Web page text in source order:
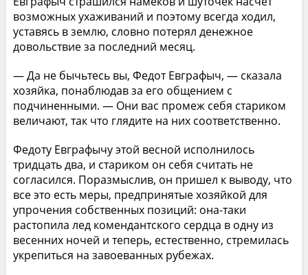
возможных ухаживаний и поэтому всегда ходил,
уставясь в землю, словно потерял денежное
довольствие за последний месяц.
— Да не бычьтесь вы, Федот Евграфыч, — сказала
хозяйка, понаблюдав за его общением с
подчиненными. — Они вас промеж себя стариком
величают, так что глядите на них соответственно.
Федоту Евграфычу этой весной исполнилось
тридцать два, и стариком он себя считать не
согласился. Поразмыслив, он пришел к выводу, что
все это есть меры, предпринятые хозяйкой для
упрочения собственных позиций: она-таки
растопила лед комендантского сердца в одну из
весенних ночей и теперь, естественно, стремилась
укрепиться на завоеванных рубежах.